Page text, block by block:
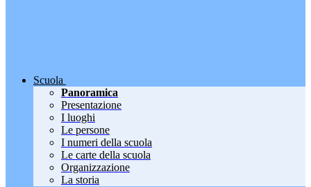
Scuola
Panoramica
Presentazione
I luoghi
Le persone
I numeri della scuola
Le carte della scuola
Organizzazione
La storia